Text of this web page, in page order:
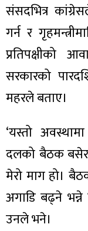
संसदभित्र
गर्न र
प्रतिपक्षीको
सरकारको
महरले बताए।
‘यस्तो
दलको बैठक बसेर
मेरो माग हो।
अगाडि बढ्ने भन्ने
उनले भने।